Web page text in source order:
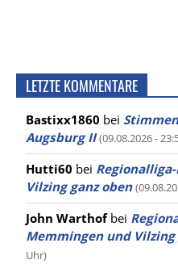
LETZTE KOMMENTARE
Bastixx1860 bei Stimmen
Augsburg II (09.08.2026 -
Hutti60 bei
Vilzing ganz oben
John Warthofbei
Memmingen und Vilzing
Uhr)